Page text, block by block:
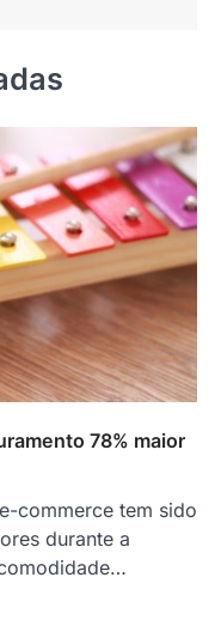
78% maior
commerce tem sido
durante a